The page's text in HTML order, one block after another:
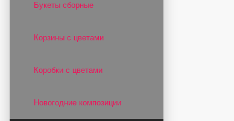
Букеты сборные
Корзины с цветами
Коробки с цветами
Новогодние композиции